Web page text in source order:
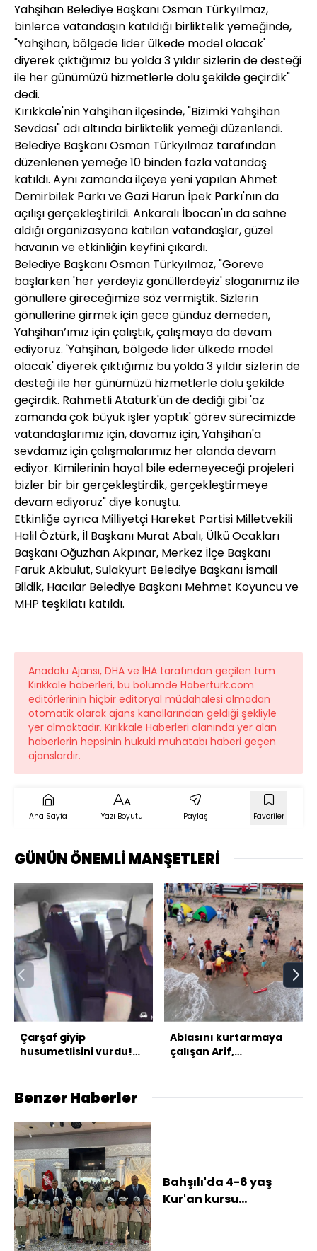
Yahşihan Belediye Başkanı Osman Türkyılmaz,
binlerce vatandaşın katıldığı birliktelik yemeğinde,
"Yahşihan, bölgede lider ülkede model olacak'
diyerek çıktığımız bu yolda 3 yıldır sizlerin de desteği
ile her günümüzü hizmetlerle dolu şekilde geçirdik"
dedi.
Kırıkkale'nin Yahşihan ilçesinde, "Bizimki Yahşihan
Sevdası" adı altında birliktelik yemeği düzenlendi.
Belediye Başkanı Osman Türkyılmaz tarafından
düzenlenen yemeğe 10 binden fazla vatandaş
katıldı. Aynı zamanda ilçeye yeni yapılan Ahmet
Demirbilek Parkı ve Gazi Harun İpek Parkı'nın da
açılışı gerçekleştirildi. Ankaralı İbocan'ın da sahne
aldığı organizasyona katılan vatandaşlar, güzel
havanın ve etkinliğin keyfini çıkardı.
Belediye Başkanı Osman Türkyılmaz, "Göreve
başlarken 'her yerdeyiz gönüllerdeyiz' sloganımız ile
gönüllere gireceğimize söz vermiştik. Sizlerin
gönüllerine girmek için gece gündüz demeden,
Yahşihan’ımız için çalıştık, çalışmaya da devam
ediyoruz. 'Yahşihan, bölgede lider ülkede model
olacak' diyerek çıktığımız bu yolda 3 yıldır sizlerin de
desteği ile her günümüzü hizmetlerle dolu şekilde
geçirdik. Rahmetli Atatürk'ün de dediği gibi 'az
zamanda çok büyük işler yaptık' görev sürecimizde
vatandaşlarımız için, davamız için, Yahşihan'a
sevdamız için çalışmalarımız her alanda devam
ediyor. Kimilerinin hayal bile edemeyeceği projeleri
bizler bir bir gerçekleştirdik, gerçekleştirmeye
devam ediyoruz" diye konuştu.
Etkinliğe ayrıca Milliyetçi Hareket Partisi Milletvekili
Halil Öztürk, İl Başkanı Murat Abalı, Ülkü Ocakları
Başkanı Oğuzhan Akpınar, Merkez İlçe Başkanı
Faruk Akbulut, Sulakyurt Belediye Başkanı İsmail
Bildik, Hacılar Belediye Başkanı Mehmet Koyuncu ve
MHP teşkilatı katıldı.
Anadolu Ajansı, DHA ve İHA tarafından geçilen tüm
Kırıkkale haberleri, bu bölümde Haberturk.com
editörlerinin hiçbir editoryal müdahalesi olmadan
otomatik olarak ajans kanallarından geldiği şekliyle
yer almaktadır. Kırıkkale Haberleri alanında yer alan
haberlerin hepsinin hukuki muhatabı haberi geçen
ajanslardır.
Ana Sayfa Yazı Boyutu Paylaş Favoriler
GÜNÜN ÖNEMLİ MANŞETLERİ
Çarşaf giyip
husumetlisini vurdu!
Ablasını kurtarmaya
çalışan Arif,
Benzer Haberler
Bahşılı'da 4-6 yaş
Kur'an kursu